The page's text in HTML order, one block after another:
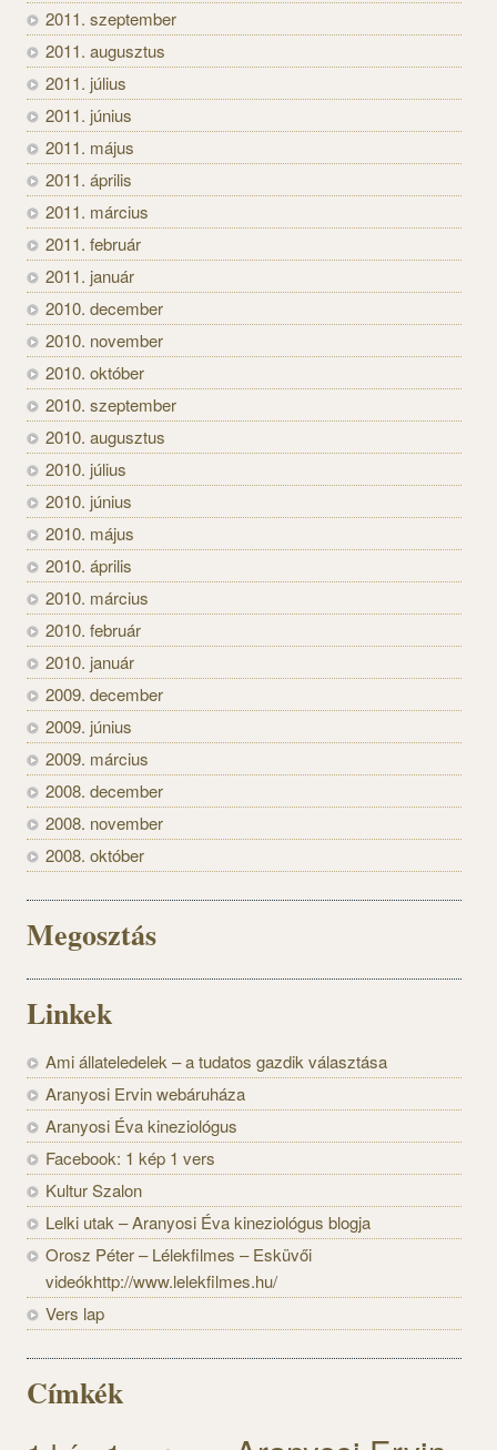
2011. szeptember
2011. augusztus
2011. július
2011. június
2011. május
2011. április
2011. március
2011. február
2011. január
2010. december
2010. november
2010. október
2010. szeptember
2010. augusztus
2010. július
2010. június
2010. május
2010. április
2010. március
2010. február
2010. január
2009. december
2009. június
2009. március
2008. december
2008. november
2008. október
Megosztás
Linkek
Ami állateledelek – a tudatos gazdik választása
Aranyosi Ervin webáruháza
Aranyosi Éva kineziológus
Facebook: 1 kép 1 vers
Kultur Szalon
Lelki utak – Aranyosi Éva kineziológus blogja
Orosz Péter – Lélekfilmes – Esküvői
videókhttp://www.lelekfilmes.hu/
Vers lap
Címkék